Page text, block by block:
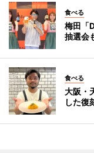
食べる
梅田「
抽選会
食べる
大阪・
した復